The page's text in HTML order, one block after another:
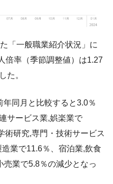
「一般職業紹介状況」に
倍率（季節調整値）は1.27
た。
同月と比較すると3.0％
サービス業,娯楽業で
術研究,専門・技術サービス
業で11.6％、宿泊業,飲食
売業で5.8％の減少となっ